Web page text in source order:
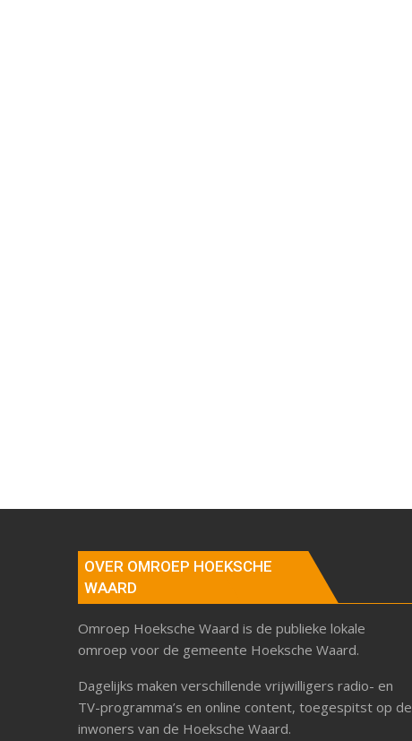
OVER OMROEP HOEKSCHE
WAARD
Omroep Hoeksche Waard is de publieke lokale
omroep voor de gemeente Hoeksche Waard.
Dagelijks maken verschillende vrijwilligers radio- en
TV-programma’s en online content, toegespitst op de
inwoners van de Hoeksche Waard.